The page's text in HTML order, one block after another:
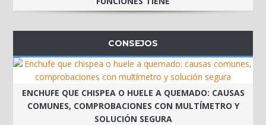
CONSEJOS
ENCHUFE QUE CHISPEA O HUELE A QUEMADO: CAUSAS
COMUNES, COMPROBACIONES CON MULTÍMETRO Y
SOLUCIÓN SEGURA